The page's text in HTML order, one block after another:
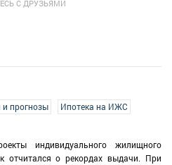
С ДРУЗЬЯМИ
и прогнозы Ипотека на ИЖС
индивидуального жилищного
отчитался о рекордах выдачи. При